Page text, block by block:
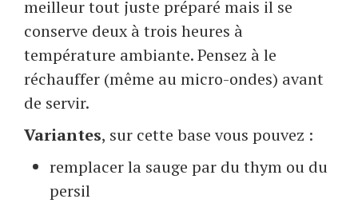
meilleur tout juste préparé mais il se
conserve deux à trois heures à
température ambiante. Pensez à le
réchauffer (même au micro-ondes) avant
de servir.
Variantes, sur cette base vous pouvez :
remplacer la sauge par du thym ou du
persil